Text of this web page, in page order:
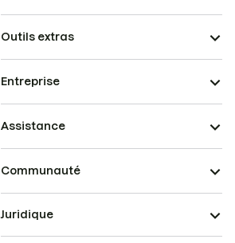
Outils extras
Entreprise
Assistance
Communauté
Juridique